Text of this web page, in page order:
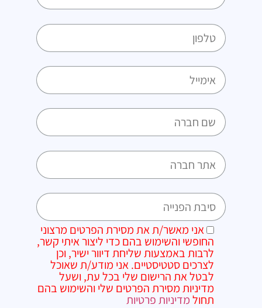
אני מאשר/ת את מסירת הפרטים מרצוני
החופשי והשימוש בהם כדי ליצור איתי קשר,
לרבות באמצעות שליחת דיוור ישיר, וכן
לצרכים סטטיסטיים. אני מודע/ת שאוכל
לבטל את הרישום שלי בכל עת, ושעל
מדיניות מסירת הפרטים שלי והשימוש בהם
תחולמדיניות פרטיות